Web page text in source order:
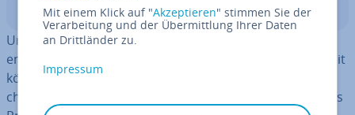
In­halts­ver­zeich­nis
Um eine einfache Website mit sta­ti­schen Elementen zu
ent­wi­ckeln, benötigen Sie kein spe­zi­el­les Set-up: Jederzeit
können Sie Ihre HTML-Dokumente mit einem ge­wöhn­li­
chen Browser aufrufen und so den aktuellen Stand Ihres
Mit einem Klick auf "Akzeptieren" stimmen Sie der
Verarbeitung und der Übermittlung Ihrer Daten
an Drittländer zu.
Impressum